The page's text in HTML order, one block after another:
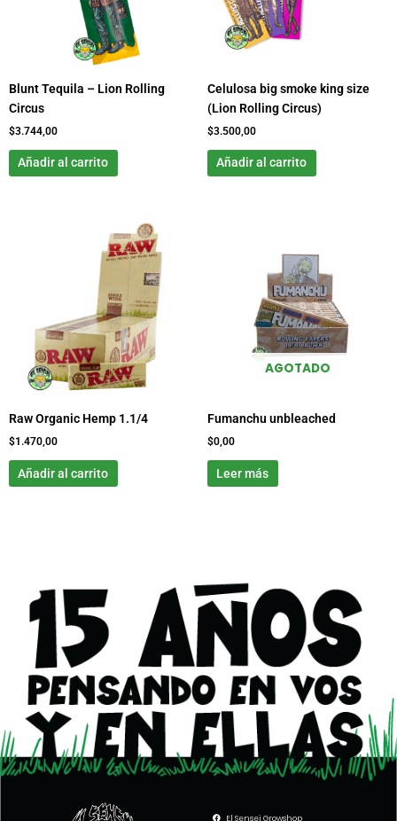
Blunt Tequila – Lion Rolling
Circus
$3.744,00
Añadir al carrito
Celulosa big smoke king size
(Lion Rolling Circus)
$3.500,00
Añadir al carrito
Raw Organic Hemp 1.1/4
$1.470,00
Añadir al carrito
AGOTADO
Fumanchu unbleached
$0,00
Leer más
El Sensei Growshop